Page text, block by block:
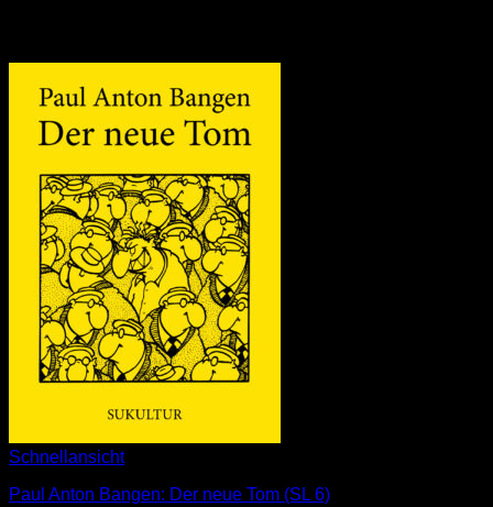
Schnellansicht
Paul Anton Bangen: Der neue Tom (SL 6)